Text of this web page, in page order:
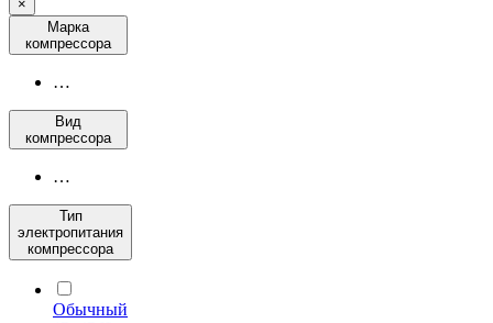
×
Марка
компрессора
…
Вид
компрессора
…
Тип
электропитания
компрессора
Обычный